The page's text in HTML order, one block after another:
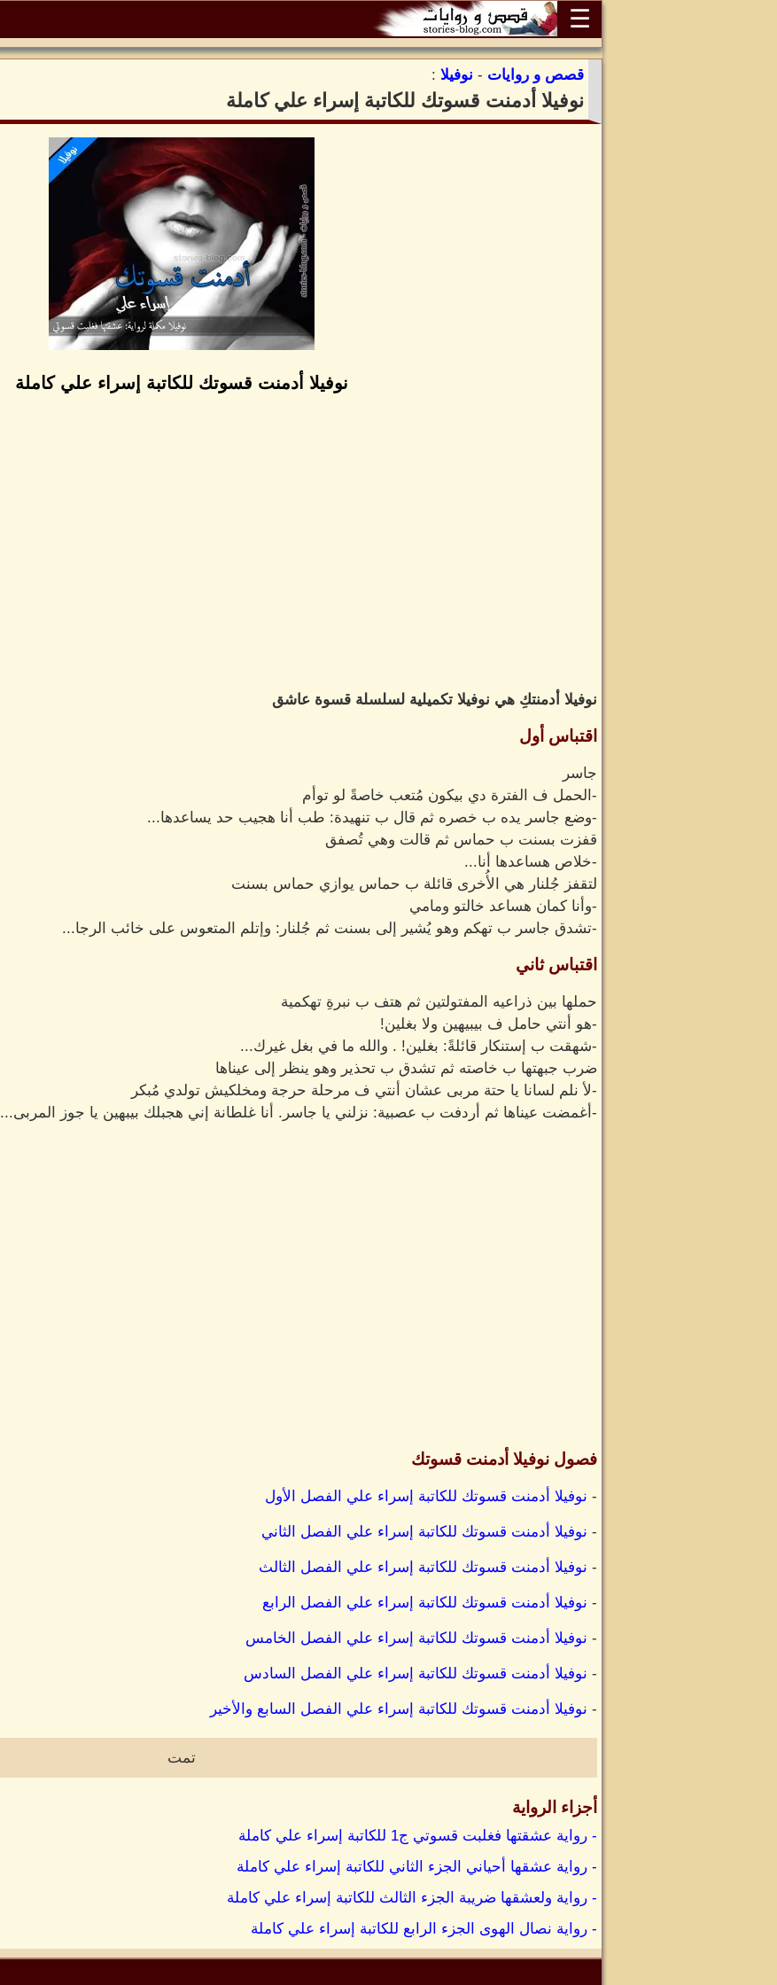
☰
قصص و روايات - نوفيلا :
نوفيلا أدمنت قسوتك للكاتبة إسراء علي كاملة
نوفيلا أدمنت قسوتك للكاتبة إسراء علي كاملة
نوفيلا أدمنتكِ هي نوفيلا تكميلية لسلسلة قسوة عاشق
اقتباس أول
جاسر
-الحمل ف الفترة دي بيكون مُتعب خاصةً لو توأم
-وضع جاسر يده ب خصره ثم قال ب تنهيدة: طب أنا هجيب حد يساعدها...
قفزت بسنت ب حماس ثم قالت وهي تُصفق
-خلاص هساعدها أنا...
لتقفز جُلنار هي الأُخرى قائلة ب حماس يوازي حماس بسنت
-وأنا كمان هساعد خالتو ومامي
-تشدق جاسر ب تهكم وهو يُشير إلى بسنت ثم جُلنار: وإتلم المتعوس على خائب الرجا...
اقتباس ثاني
حملها بين ذراعيه المفتولتين ثم هتف ب نبرةِ تهكمية
-هو أنتي حامل ف بيبيهين ولا بغلين!
-شهقت ب إستنكار قائلةً: بغلين! . والله ما في بغل غيرك...
ضرب جبهتها ب خاصته ثم تشدق ب تحذير وهو ينظر إلى عيناها
-لأ نلم لسانا يا حتة مربى عشان أنتي ف مرحلة حرجة ومخلكيش تولدي مُبكر
-أغمضت عيناها ثم أردفت ب عصبية: نزلني يا جاسر. أنا غلطانة إني هجبلك بيبهين يا جوز المربى...
فصول نوفيلا أدمنت قسوتك
- نوفيلا أدمنت قسوتك للكاتبة إسراء علي الفصل الأول
- نوفيلا أدمنت قسوتك للكاتبة إسراء علي الفصل الثاني
- نوفيلا أدمنت قسوتك للكاتبة إسراء علي الفصل الثالث
- نوفيلا أدمنت قسوتك للكاتبة إسراء علي الفصل الرابع
- نوفيلا أدمنت قسوتك للكاتبة إسراء علي الفصل الخامس
- نوفيلا أدمنت قسوتك للكاتبة إسراء علي الفصل السادس
- نوفيلا أدمنت قسوتك للكاتبة إسراء علي الفصل السابع والأخير
تمت
أجزاء الرواية
- رواية عشقتها فغلبت قسوتي ج1 للكاتبة إسراء علي كاملة
- رواية عشقها أحياني الجزء الثاني للكاتبة إسراء علي كاملة
- رواية ولعشقها ضريبة الجزء الثالث للكاتبة إسراء علي كاملة
- رواية نصال الهوى الجزء الرابع للكاتبة إسراء علي كاملة